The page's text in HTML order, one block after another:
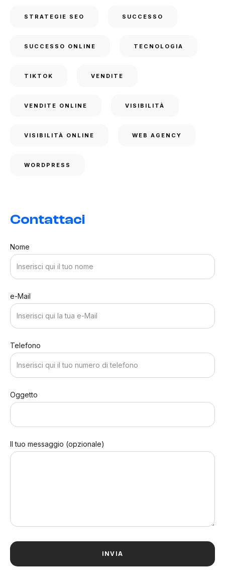
STRATEGIE SEO SUCCESSO
SUCCESSO ONLINE TECNOLOGIA
TIKTOK VENDITE
VENDITE ONLINE VISIBILITÀ
VISIBILITÀ ONLINE WEB AGENCY
WORDPRESS
Contattaci
Nome
e-Mail
Telefono
Oggetto
Il tuo messaggio (opzionale)